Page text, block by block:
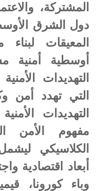
المشتركة،
دول الشرق
المعيقات
أوسطية أمنية
التهديدات
التي تهدد أمن
التهديدات
مفهوم الأمن
الكلاسيكي
أبعاد اقتصادية
وباء كورونا،